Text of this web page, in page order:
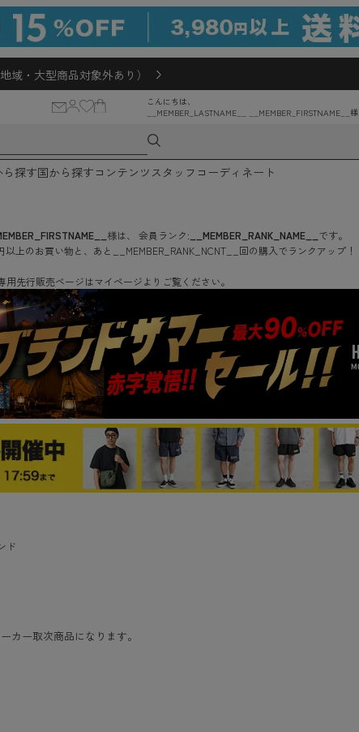
域・大型商品対象外あり）
こんにちは、
__MEMBER_LASTNAME__ __MEMBER_FIRSTNAME__ 様
ら探す国から探す コンテンツ スタッフコーディネート
様は、 会員ランク: __MEMBER_RANK_NAME__ です。
以上のお買い物と、あと __MEMBER_RANK_NCNT__ 回の購入でランクアップ！
用先行販売ページはマイページよりご覧ください。
ド
カー取次商品になります。